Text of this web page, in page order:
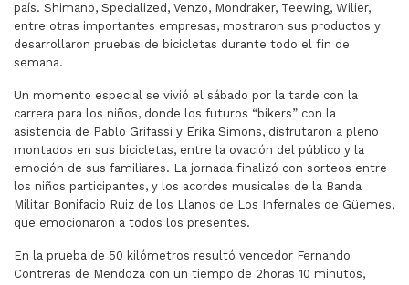
país. Shimano, Specialized, Venzo, Mondraker, Teewing, Wilier,
entre otras importantes empresas, mostraron sus productos y
desarrollaron pruebas de bicicletas durante todo el fin de
semana.
Un momento especial se vivió el sábado por la tarde con la
carrera para los niños, donde los futuros “bikers” con la
asistencia de Pablo Grifassi y Erika Simons, disfrutaron a pleno
montados en sus bicicletas, entre la ovación del público y la
emoción de sus familiares. La jornada finalizó con sorteos entre
los niños participantes, y los acordes musicales de la Banda
Militar Bonifacio Ruiz de los Llanos de Los Infernales de Güemes,
que emocionaron a todos los presentes.
En la prueba de 50 kilómetros resultó vencedor Fernando
Contreras de Mendoza con un tiempo de 2horas 10 minutos,